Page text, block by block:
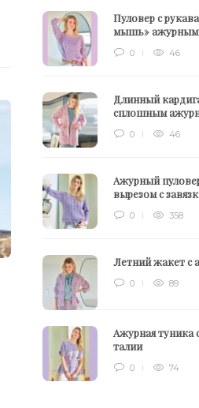
Пуловер с
мышь»
0 46
Длинный
сплошным
0 46
Ажурный
вырезом с
0 358
Летний жакет с
0 89
Ажурная туника
талии
0 74